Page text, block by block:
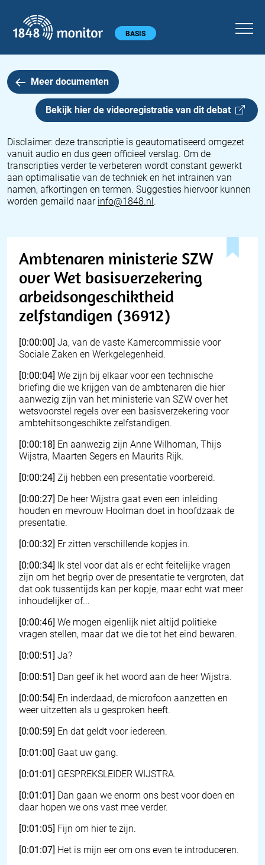
Hoofdmenu BASIS
Meer documenten
Bekijk hier de videoregistratie van dit debat
Disclaimer: deze transcriptie is geautomatiseerd omgezet
vanuit audio en dus geen officieel verslag. Om de
transcripties verder te verbeteren wordt constant gewerkt
aan optimalisatie van de techniek en het intrainen van
namen, afkortingen en termen. Suggesties hiervoor kunnen
worden gemaild naar info@1848.nl.
Ambtenaren ministerie SZW
over Wet basisverzekering
arbeidsongeschiktheid
zelfstandigen (36912)
[0:00:00] Ja, van de vaste Kamercommissie voor
Sociale Zaken en Werkgelegenheid.
[0:00:04] We zijn bij elkaar voor een technische
briefing die we krijgen van de ambtenaren die hier
aanwezig zijn van het ministerie van SZW over het
wetsvoorstel regels over een basisverzekering voor
ambtehitsongeschikte zelfstandigen.
[0:00:18] En aanwezig zijn Anne Wilhoman, Thijs
Wijstra, Maarten Segers en Maurits Rijk.
[0:00:24] Zij hebben een presentatie voorbereid.
[0:00:27] De heer Wijstra gaat even een inleiding
houden en mevrouw Hoolman doet in hoofdzaak de
presentatie.
[0:00:32] Er zitten verschillende kopjes in.
[0:00:34] Ik stel voor dat als er echt feitelijke vragen
zijn om het begrip over de presentatie te vergroten, dat
dat ook tussentijds kan per kopje, maar echt wat meer
inhoudelijker of...
[0:00:46] We mogen eigenlijk niet altijd politieke
vragen stellen, maar dat we die tot het eind bewaren.
[0:00:51] Ja?
[0:00:51] Dan geef ik het woord aan de heer Wijstra.
[0:00:54] En inderdaad, de microfoon aanzetten en
weer uitzetten als u gesproken heeft.
[0:00:59] En dat geldt voor iedereen.
[0:01:00] Gaat uw gang.
[0:01:01] GESPREKSLEIDER WIJSTRA.
[0:01:01] Dan gaan we enorm ons best voor doen en
daar hopen we ons vast mee verder.
[0:01:05] Fijn om hier te zijn.
[0:01:07] Het is mijn eer om ons even te introduceren.